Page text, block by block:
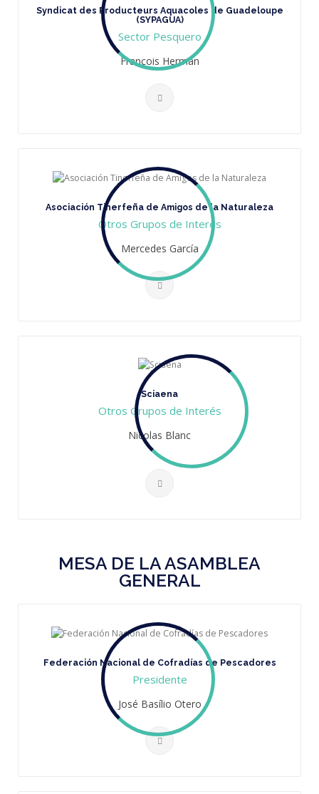
Syndicat des Producteurs Aquacoles de Guadeloupe
(SYPAGUA)
Sector Pesquero
François Herman
Asociación Tinerfeña de Amigos de la Naturaleza
Otros Grupos de Interés
Mercedes García
Sciaena
Otros Grupos de Interés
Nicolas Blanc
MESA DE LA ASAMBLEA
GENERAL
Federación Nacional de Cofradías de Pescadores
Presidente
José Basílio Otero